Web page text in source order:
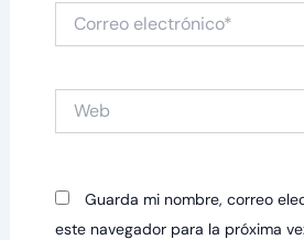
Correo
electrónico*
Guarda mi nombre, correo
este navegador para la próxima